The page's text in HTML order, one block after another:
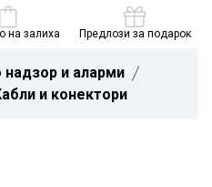
на залиха Предлози за подарок
надзор и аларми
и конектори